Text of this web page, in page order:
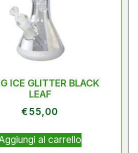
ICE GLITTER BLACK
LEAF
€55,00
al carrello